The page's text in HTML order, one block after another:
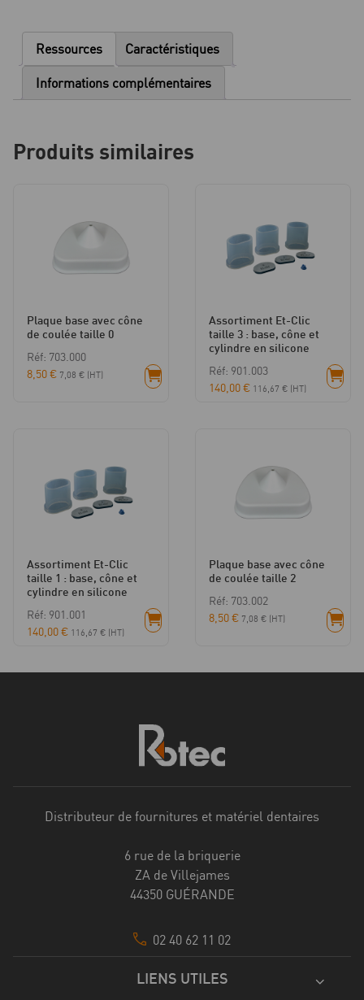
coulée
taille
Ressources Caractéristiques
Informations complémentaires
Produits similaires
Plaque base avec cône
de coulée taille 0
Réf: 703.000
8,50€ 7,08 € (HT)
Assortiment Et-Clic
taille 3 : base, cône et
cylindre en silicone
Réf: 901.003
140,00€ 116,67 € (HT)
Assortiment Et-Clic
taille 1 : base, cône et
cylindre en silicone
Réf: 901.001
140,00€ 116,67 € (HT)
Plaque base avec cône
de coulée taille 2
Réf: 703.002
8,50€ 7,08 € (HT)
Distributeur de fournitures et matériel dentaires
6 rue de la briquerie
ZA de Villejames
44350 GUÉRANDE
02 40 62 11 02
LIENS UTILES